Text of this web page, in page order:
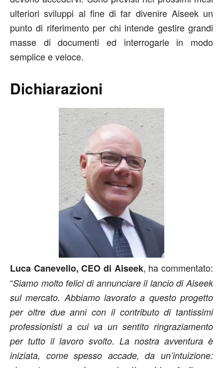
ulteriori sviluppi al fine di far divenire Aiseek un
punto di riferimento per chi intende gestire grandi
masse di documenti ed interrogarle in modo
semplice e veloce.
Dichiarazioni
Luca Canevello, CEO di Aiseek, ha commentato:
“Siamo molto felici di annunciare il lancio di Aiseek
sul mercato. Abbiamo lavorato a questo progetto
per oltre due anni con il contributo di tantissimi
professionisti a cui va un sentito ringraziamento
per tutto il lavoro svolto. La nostra avventura è
iniziata, come spesso accade, da un’intuizione: